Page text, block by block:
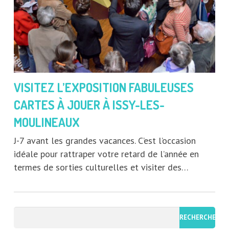
VISITEZ L’EXPOSITION FABULEUSES
CARTES À JOUER À ISSY-LES-
MOULINEAUX
J-7 avant les grandes vacances. C’est l’occasion
idéale pour rattraper votre retard de l’année en
termes de sorties culturelles et visiter des…